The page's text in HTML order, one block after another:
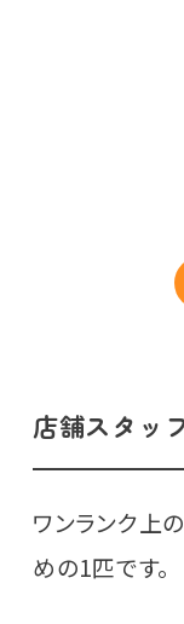
店舗スタッ
ワンランク上
めの1匹です。